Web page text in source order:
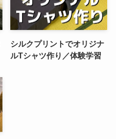
シルクプリントでオリジナ
ルTシャツ作り／体験学習